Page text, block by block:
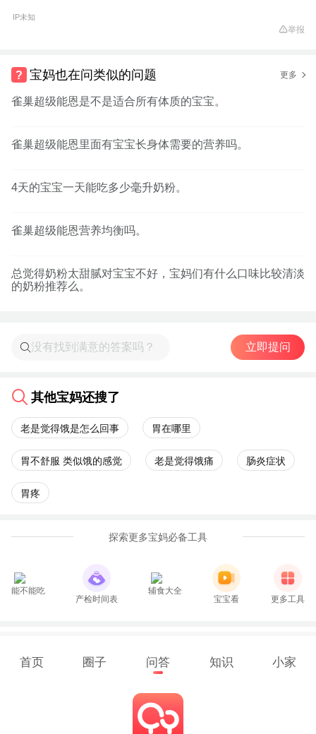
IP未知
举报
宝妈也在问类似的问题 更多
雀巢超级能恩是不是适合所有体质的宝宝。
雀巢超级能恩里面有宝宝长身体需要的营养吗。
4天的宝宝一天能吃多少毫升奶粉。
雀巢超级能恩营养均衡吗。
总觉得奶粉太甜腻对宝宝不好，宝妈们有什么口味比较清淡
的奶粉推荐么。
立即提问
其他宝妈还搜了
老是觉得饿是怎么回事 胃在哪里
胃不舒服 类似饿的感觉 老是觉得饿痛 肠炎症状
胃疼
探索更多宝妈必备工具
能不能吃
产检时间表
辅食大全
宝宝看
更多工具
首页 圈子 问答 知识 小家